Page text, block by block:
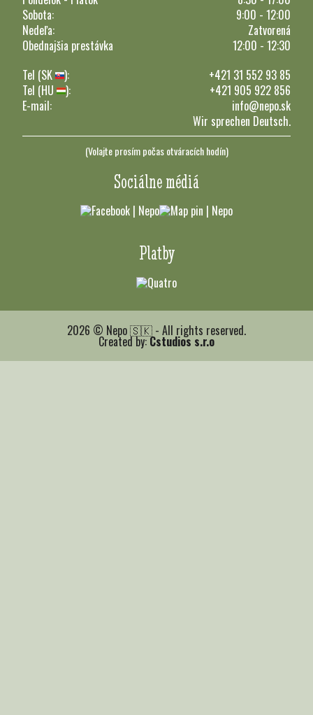
Sobota:
9:00 - 12:00
Nedeľa:
Zatvorená
Obednajšia prestávka
12:00 - 12:30
Tel (SK
):
+421 31 552 93 85
Tel (HU
):
+421 905 922 856
E-mail:
info@nepo.sk
Wir sprechen Deutsch.
(Volajte prosím počas otváracích hodín)
Sociálne médiá
Platby
2026 © Nepo 🇸🇰 - All rights reserved.
Created by: Cstudios s.r.o